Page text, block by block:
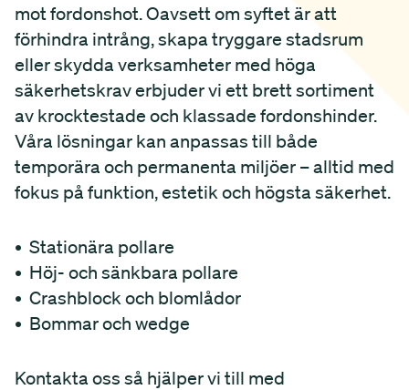
mot fordonshot. Oavsett om syftet är att
förhindra intrång, skapa tryggare stadsrum
eller skydda verksamheter med höga
säkerhetskrav erbjuder vi ett brett sortiment
av krocktestade och klassade fordonshinder.
Våra lösningar kan anpassas till både
temporära och permanenta miljöer – alltid med
fokus på funktion, estetik och högsta säkerhet.
• Stationära pollare
• Höj- och sänkbara pollare
• Crashblock och blomlådor
• Bommar och wedge
Kontakta oss så hjälper vi till med